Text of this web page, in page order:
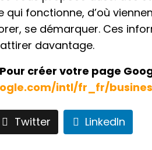
qui fonctionne, d’où
se démarquer. Ces
davantage.
créer votre page
intl/fr_fr/
Twitter LinkedIn